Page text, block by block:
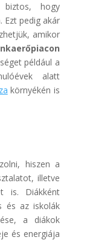
hogy
Ezt pedig akár
amikor
például a
alatt
környékén is
hiszen a
illetve
is. Diákként
és az iskolák
a diákok
és energiája